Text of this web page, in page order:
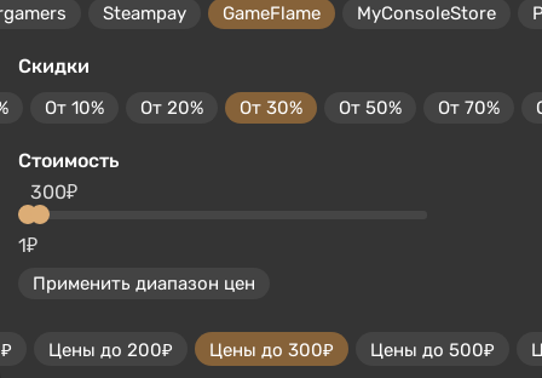
Steampay GameFlame MyConsoleStore
Скидки
От 10% От 20% От 30% От 50% От 70%
Стоимость
1₽
300₽
Применить диапазон цен
Цены до 200₽ Цены до 300₽ Цены до 500₽